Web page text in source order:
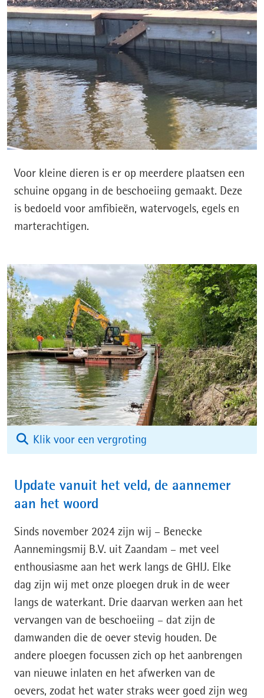
Voor kleine dieren is er op meerdere plaatsen een
schuine opgang in de beschoeiing gemaakt. Deze
is bedoeld voor amfibieën, watervogels, egels en
marterachtigen.
Klik voor een vergroting
img-
wa0042.jpg)
Update vanuit het veld, de aannemer
aan het woord
Sinds november 2024 zijn wij – Benecke
Aannemingsmij B.V. uit Zaandam – met veel
enthousiasme aan het werk langs de GHIJ. Elke
dag zijn wij met onze ploegen druk in de weer
langs de waterkant. Drie daarvan werken aan het
vervangen van de beschoeiing – dat zijn de
damwanden die de oever stevig houden. De
andere ploegen focussen zich op het aanbrengen
van nieuwe inlaten en het afwerken van de
oevers, zodat het water straks weer goed zijn weg